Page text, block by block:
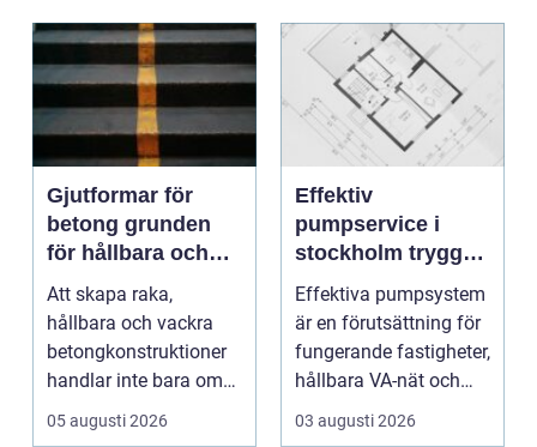
Gjutformar för
betong grunden
för hållbara och
precisa
konstruktioner
Att skapa raka,
hållbara och vackra
betongkonstruktioner
handlar inte bara om
rätt betongrecept elle...
05 augusti 2026
Effektiv
pumpservice i
stockholm trygg
drift utan avbrott
Effektiva pumpsystem
är en förutsättning för
fungerande fastigheter,
hållbara VA-nät och
trygg hante...
03 augusti 2026